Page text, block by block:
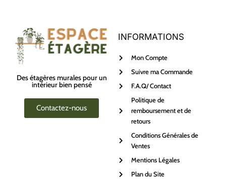
Des étagères murales pour un
intérieur bien pensé
Contactez-nous
INFORMATIONS
Mon Compte
Suivre ma Commande
F.A.Q/ Contact
Politique de
remboursement et de
retours
Conditions Générales de
Ventes
Mentions Légales
Plan du Site